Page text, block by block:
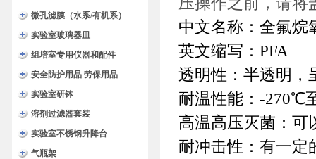
微孔滤膜（水系/有机系）
实验室玻璃器皿
组培室专用仪器和配件
安全防护用品 劳保用品
实验室研钵
溶剂过滤器套装
实验室不锈钢升降台
气瓶架
中文名称：全氟烷
英文缩写： PFA
透明性：半透明，
耐温性能： -270℃
高温高压灭菌：可
耐冲击性：有一定